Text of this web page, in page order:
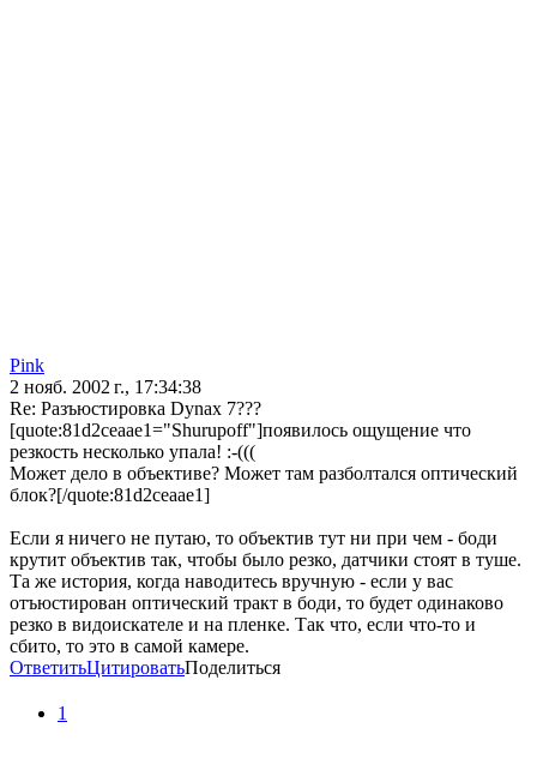
Pink
2 нояб. 2002 г., 17:34:38
Re: Разъюстировка Dynax 7???
[quote:81d2ceaae1="Shurupoff"]появилось ощущение что
резкость несколько упала! :-(((
Может дело в объективе? Может там разболтался оптический
блок?[/quote:81d2ceaae1]
Если я ничего не путаю, то объектив тут ни при чем - боди
крутит объектив так, чтобы было резко, датчики стоят в туше.
Та же история, когда наводитесь вручную - если у вас
отъюстирован оптический тракт в боди, то будет одинаково
резко в видоискателе и на пленке. Так что, если что-то и
сбито, то это в самой камере.
ОтветитьЦитироватьПоделиться
1